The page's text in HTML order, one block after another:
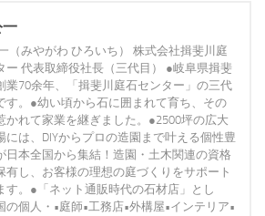
（みやがわ ひろいち） 株式会社揖斐川庭
ー 代表取締役社長（三代目） ●岐阜県揖斐
業70余年、「揖斐川庭石センター」の三代
す。●幼い頃から石に囲まれて育ち、その
かれて家業を継ぎました。●2500坪の広大
には、DIYからプロの造園まで叶える個性豊
日本全国から集結！造園・土木関連の資格
有し、お客様の理想の庭づくりをサポート
す。●「ネット通販時代の石材店」とし
の個人・•庭師•工務店•外構屋•インテリア•